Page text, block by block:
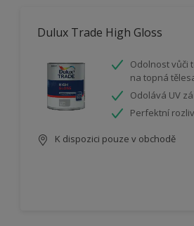
Dulux Trade High Gloss
Odolnost vůči
na topná
Odolává UV
Perfektní rozliv
K dispozici pouze v obchodě